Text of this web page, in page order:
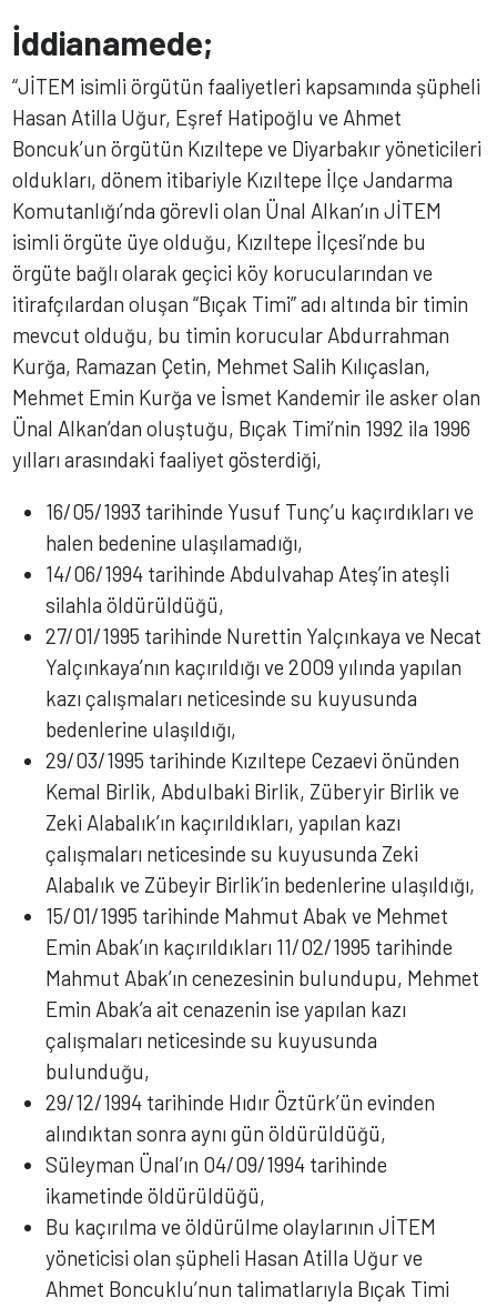
İddianamede;
“JİTEM isimli örgütün faaliyetleri kapsamında şüpheli
Hasan Atilla Uğur, Eşref Hatipoğlu ve Ahmet
Boncuk’un örgütün Kızıltepe ve Diyarbakır yöneticileri
oldukları, dönem itibariyle Kızıltepe İlçe Jandarma
Komutanlığı’nda görevli olan Ünal Alkan’ın JİTEM
isimli örgüte üye olduğu, Kızıltepe İlçesi’nde bu
örgüte bağlı olarak geçici köy korucularından ve
itirafçılardan oluşan “Bıçak Timi” adı altında bir timin
mevcut olduğu, bu timin korucular Abdurrahman
Kurğa, Ramazan Çetin, Mehmet Salih Kılıçaslan,
Mehmet Emin Kurğa ve İsmet Kandemir ile asker olan
Ünal Alkan’dan oluştuğu, Bıçak Timi’nin 1992 ila 1996
yılları arasındaki faaliyet gösterdiği,
16/05/1993 tarihinde Yusuf Tunç’u kaçırdıkları ve
halen bedenine ulaşılamadığı,
14/06/1994 tarihinde Abdulvahap Ateş’in ateşli
silahla öldürüldüğü,
27/01/1995 tarihinde Nurettin Yalçınkaya ve Necat
Yalçınkaya’nın kaçırıldığı ve 2009 yılında yapılan
kazı çalışmaları neticesinde su kuyusunda
bedenlerine ulaşıldığı,
29/03/1995 tarihinde Kızıltepe Cezaevi önünden
Kemal Birlik, Abdulbaki Birlik, Züberyir Birlik ve
Zeki Alabalık’ın kaçırıldıkları, yapılan kazı
çalışmaları neticesinde su kuyusunda Zeki
Alabalık ve Zübeyir Birlik’in bedenlerine ulaşıldığı,
15/01/1995 tarihinde Mahmut Abak ve Mehmet
Emin Abak’ın kaçırıldıkları 11/02/1995 tarihinde
Mahmut Abak’ın cenezesinin bulundupu, Mehmet
Emin Abak’a ait cenazenin ise yapılan kazı
çalışmaları neticesinde su kuyusunda
bulunduğu,
29/12/1994 tarihinde Hıdır Öztürk’ün evinden
alındıktan sonra aynı gün öldürüldüğü,
Süleyman Ünal’ın 04/09/1994 tarihinde
ikametinde öldürüldüğü,
Bu kaçırılma ve öldürülme olaylarının JİTEM
yöneticisi olan şüpheli Hasan Atilla Uğur ve
Ahmet Boncuklu’nun talimatlarıyla Bıçak Timi